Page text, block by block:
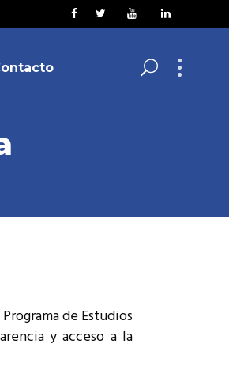
de Estudios
y acceso a la